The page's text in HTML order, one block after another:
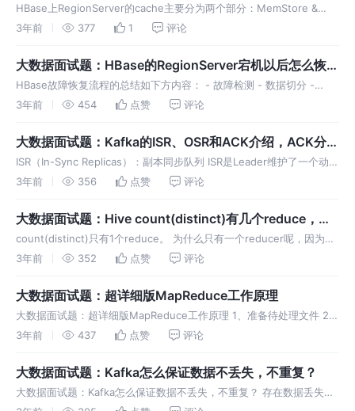
HBase上RegionServer的cache主要分为两个部分：MemStore &
BlockCache。 MemStore是写缓存，BlockCache是读缓存。
3年前 377 1 评论
大数据面试题：HBase的RegionServer宕机以后怎么恢复
的？
HBase故障恢复流程的总结如下方内容： - 故障检测 - 数据切分 -
region上线 - 数据回放
3年前 454 点赞 评论
大数据面试题：Kafka的ISR、OSR和ACK介绍，ACK分别
有几种值？
ISR（In-Sync Replicas）：副本同步队列 ISR是Leader维护了一个动态
副本同步队列，是和leader保持同步的follower集合。
3年前 356 点赞 评论
大数据面试题：Hive count(distinct)有几个reduce，海
量数据会有什么问题？
count(distinct)只有1个reduce。 为什么只有一个reducer呢，因为使
用了distinct和count(full aggreates)，这两个函数产生的mr作业只会
3年前 352 点赞 评论
大数据面试题：超详细版MapReduce工作原理
大数据面试题：超详细版MapReduce工作原理 1、准备待处理文件 2、
submit()对原始文件进行切片分析
3年前 437 点赞 评论
大数据面试题：Kafka怎么保证数据不丢失，不重复？
大数据面试题：Kafka怎么保证数据不丢失，不重复？ 存在数据丢失的